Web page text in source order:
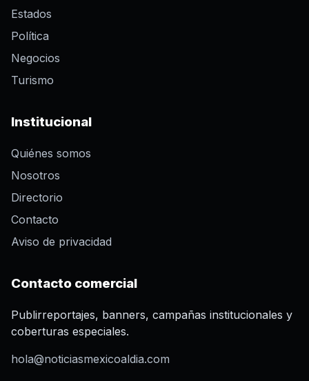
Estados
Política
Negocios
Turismo
Institucional
Quiénes somos
Nosotros
Directorio
Contacto
Aviso de privacidad
Contacto comercial
Publirreportajes, banners, campañas institucionales y
coberturas especiales.
hola@noticiasmexicoaldia.com